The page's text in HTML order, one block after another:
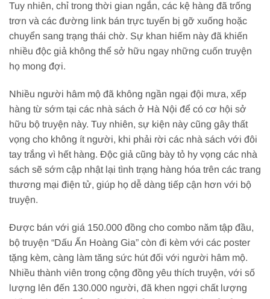
Tuy nhiên, chỉ trong thời gian ngắn, các kệ hàng đã trống
trơn và các đường link bán trực tuyến bị gỡ xuống hoặc
chuyển sang trạng thái chờ. Sự khan hiếm này đã khiến
nhiều độc giả không thể sở hữu ngay những cuốn truyện
họ mong đợi.
Nhiều người hâm mộ đã không ngần ngại đội mưa, xếp
hàng từ sớm tại các nhà sách ở Hà Nội để có cơ hội sở
hữu bộ truyện này. Tuy nhiên, sự kiện này cũng gây thất
vọng cho không ít người, khi phải rời các nhà sách với đôi
tay trắng vì hết hàng. Độc giả cũng bày tỏ hy vọng các nhà
sách sẽ sớm cập nhật lại tình trạng hàng hóa trên các trang
thương mại điện tử, giúp họ dễ dàng tiếp cận hơn với bộ
truyện.
Được bán với giá 150.000 đồng cho combo năm tập đầu,
bộ truyện “Dấu Ấn Hoàng Gia” còn đi kèm với các poster
tặng kèm, càng làm tăng sức hút đối với người hâm mộ.
Nhiều thành viên trong cộng đồng yêu thích truyện, với số
lượng lên đến 130.000 người, đã khen ngợi chất lượng